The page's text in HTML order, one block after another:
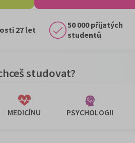
27 let
50 000 přijatých
studentů
studovat?
MEDICÍNU PSYCHOLOGII